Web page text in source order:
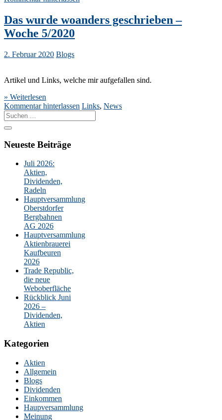
Das wurde woanders geschrieben –
Woche 5/2020
2. Februar 2020 Blogs
Artikel und Links, welche mir aufgefallen sind.
» Weiterlesen
Kommentar hinterlassen Links, News
Suche
nach:
Neueste Beiträge
Juli 2026:
Aktien,
Dividenden,
Radeln
Hauptversammlung
Oberstdorfer
Bergbahnen
AG 2026
Hauptversammlung
Aktienbrauerei
Kaufbeuren
2026
Trade Republic,
die neue
Weboberfläche
Rückblick Juni
2026 –
Dividenden,
Aktien
Kategorien
Aktien
Allgemein
Blogs
Dividenden
Einkommen
Haupversammlung
Meinung